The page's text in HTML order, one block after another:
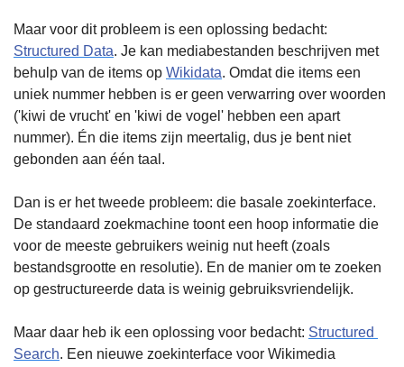
Structured Data. Je kan mediabestanden beschrijven met
behulp van de items op Wikidata. Omdat die items een
uniek nummer hebben is er geen verwarring over woorden
('kiwi de vrucht' en 'kiwi de vogel' hebben een apart
nummer). Én die items zijn meertalig, dus je bent niet
gebonden aan één taal.
Dan is er het tweede probleem: die basale zoekinterface.
De standaard zoekmachine toont een hoop informatie die
voor de meeste gebruikers weinig nut heeft (zoals
bestandsgrootte en resolutie). En de manier om te zoeken
op gestructureerde data is weinig gebruiksvriendelijk.
Maar daar heb ik een oplossing voor bedacht: Structured
Search. Een nieuwe zoekinterface voor Wikimedia